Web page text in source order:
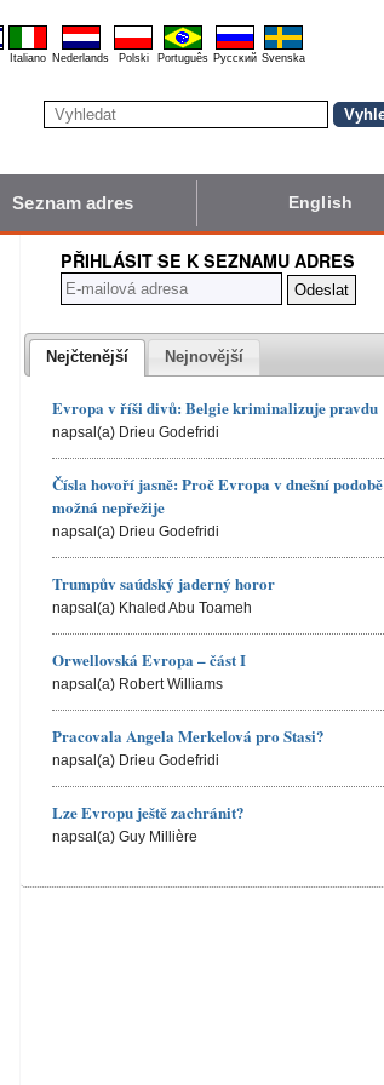
Italiano Nederlands Polski Português Pyccĸий Svenska
Seznam adres English
PŘIHLÁSIT SE K SEZNAMU ADRES
Nejčtenější Nejnovější
Evropa v říši divů: Belgie kriminalizuje pravdu
napsal(a) Drieu Godefridi
Čísla hovoří jasně: Proč Evropa v dnešní podobě
možná nepřežije
napsal(a) Drieu Godefridi
Trumpův saúdský jaderný horor
napsal(a) Khaled Abu Toameh
Orwellovská Evropa – část I
napsal(a) Robert Williams
Pracovala Angela Merkelová pro Stasi?
napsal(a) Drieu Godefridi
Lze Evropu ještě zachránit?
napsal(a) Guy Millière